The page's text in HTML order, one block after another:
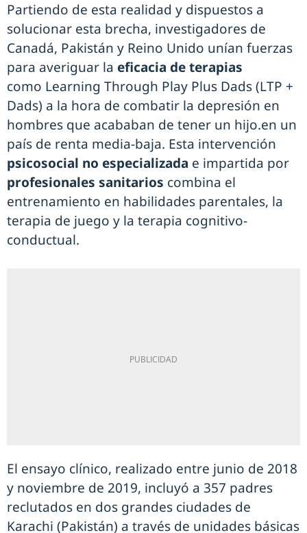
Partiendo de esta realidad y dispuestos a
solucionar esta brecha, investigadores de
Canadá, Pakistán y Reino Unido unían fuerzas
para averiguar la eficacia de terapias
como Learning Through Play Plus Dads (LTP +
Dads) a la hora de combatir la depresión en
hombres que acababan de tener un hijo.en un
país de renta media-baja. Esta intervención
psicosocial no especializada e impartida por
profesionales sanitarios combina el
entrenamiento en habilidades parentales, la
terapia de juego y la terapia cognitivo-
conductual.
El ensayo clínico, realizado entre junio de 2018
y noviembre de 2019, incluyó a 357 padres
reclutados en dos grandes ciudades de
Karachi (Pakistán) a través de unidades básicas